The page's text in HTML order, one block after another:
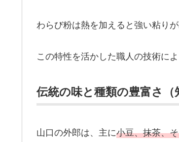
わらび粉は熱を加えると強い粘り
この特性を活かした職人の技術に
伝統の味と種類の豊富さ（
山口の外郎は、主に小豆、抹茶、